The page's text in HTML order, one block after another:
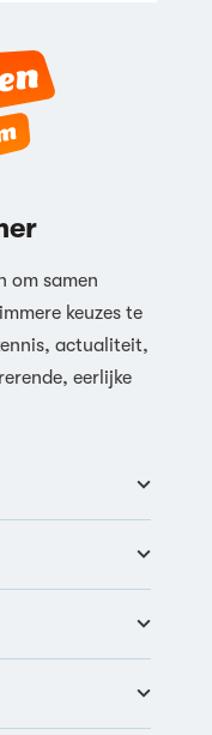
om samen
keuzes te
actualiteit,
eerlijke